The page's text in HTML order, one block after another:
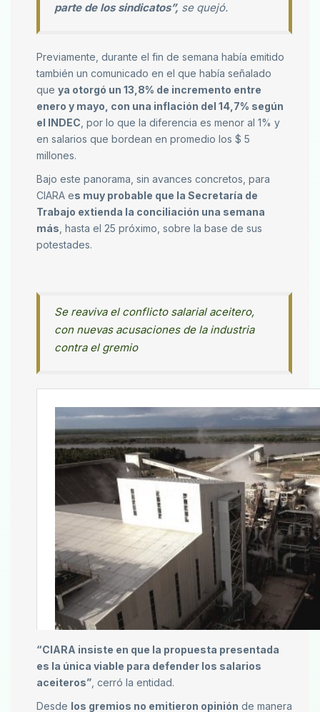
parte de los sindicatos”, se quejó.
Previamente, durante el fin de semana había emitido
también un comunicado en el que había señalado
que ya otorgó un 13,8% de incremento entre
enero y mayo, con una inflación del 14,7% según
el INDEC , por lo que la diferencia es menor al 1% y
en salarios que bordean en promedio los $ 5
millones.
Bajo este panorama, sin avances concretos, para
CIARA es muy probable que la Secretaría de
Trabajo extienda la conciliación una semana
más , hasta el 25 próximo, sobre la base de sus
potestades.
Se reaviva el conflicto salarial aceitero,
con nuevas acusaciones de la industria
contra el gremio
“CIARA insiste en que la propuesta presentada
es la única viable para defender los salarios
aceiteros” , cerró la entidad.
Desde los gremios no emitieron opinión de manera